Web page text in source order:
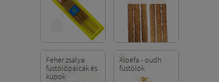
Fehér zsálya
füstölőpálcák és
kúpok
Aloéfa - oudh
füstölők